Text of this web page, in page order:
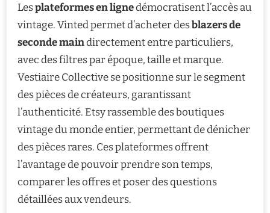
Lesplateformes en lignedémocratisent l’accès au
vintage. Vinted permet d’acheter desblazers de
seconde maindirectement entre particuliers,
avec des filtres par époque, taille et marque.
Vestiaire Collective se positionne sur le segment
des pièces de créateurs, garantissant
l’authenticité. Etsy rassemble des boutiques
vintage du monde entier, permettant de dénicher
des pièces rares. Ces plateformes offrent
l’avantage de pouvoir prendre son temps,
comparer les offres et poser des questions
détaillées aux vendeurs.